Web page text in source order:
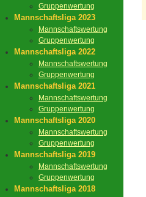
Gruppenwertung
Mannschaftsliga 2023
Mannschaftswertung
Gruppenwertung
Mannschaftsliga 2022
Mannschaftswertung
Gruppenwertung
Mannschaftsliga 2021
Mannschaftswertung
Gruppenwertung
Mannschaftsliga 2020
Mannschaftswertung
Gruppenwertung
Mannschaftsliga 2019
Mannschaftswertung
Gruppenwertung
Mannschaftsliga 2018